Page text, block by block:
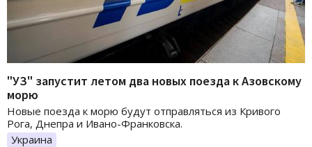
"УЗ" запустит летом два новых поезда к Азовскому
морю
Новые поезда к морю будут отправляться из Кривого
Рога, Днепра и Ивано-Франковска.
Украина